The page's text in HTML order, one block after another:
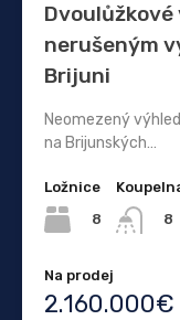
nerušeným
Brijuni
Neomezený
na Brijunských…
Ložnice
8
8
Na prodej
2.160.000€